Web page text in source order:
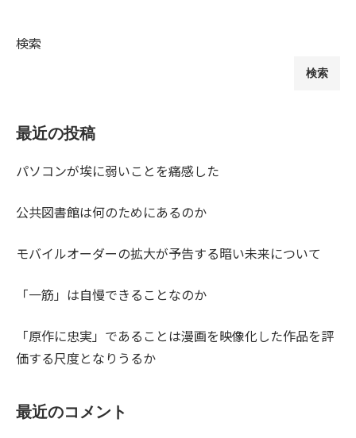
検索
検索
最近の投稿
パソコンが埃に弱いことを痛感した
公共図書館は何のためにあるのか
モバイルオーダーの拡大が予告する暗い未来について
「一筋」は自慢できることなのか
「原作に忠実」であることは漫画を映像化した作品を評
価する尺度となりうるか
最近のコメント